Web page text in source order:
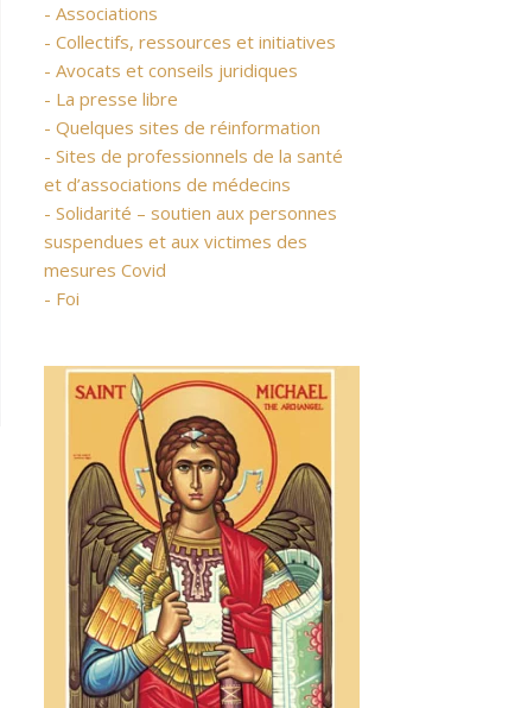
- Associations
- Collectifs, ressources et initiatives
- Avocats et conseils juridiques
- La presse libre
- Quelques sites de réinformation
- Sites de professionnels de la santé
et d’associations de médecins
- Solidarité – soutien aux personnes
suspendues et aux victimes des
mesures Covid
- Foi